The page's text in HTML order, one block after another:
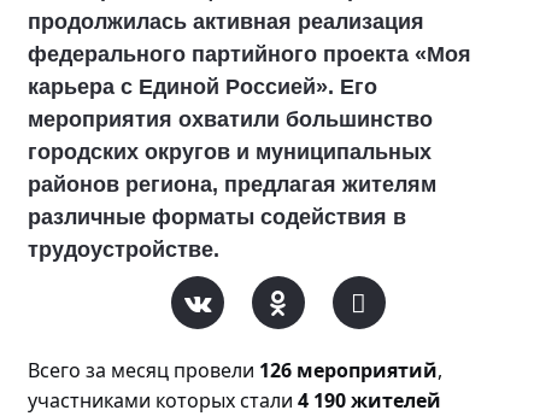
продолжилась активная реализация
федерального партийного проекта «Моя
карьера с Единой Россией». Его
мероприятия охватили большинство
городских округов и муниципальных
районов региона, предлагая жителям
различные форматы содействия в
трудоустройстве.
Всего за месяц провели 126 мероприятий,
участниками которых стали 4 190 жителей